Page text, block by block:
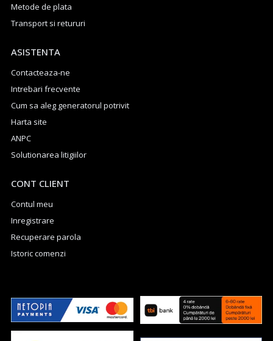
Metode de plata
Transport si retururi
ASISTENTA
Contacteaza-ne
Intrebari frecvente
Cum sa aleg generatorul potrivit
Harta site
ANPC
Solutionarea litigiilor
CONT CLIENT
Contul meu
Inregistrare
Recuperare parola
Istoric comenzi